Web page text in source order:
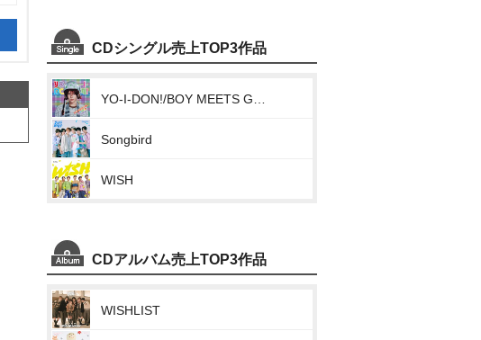
CDシングル売上TOP3作品
Songbird
WISH
CDアルバム売上TOP3作品
WISHLIST